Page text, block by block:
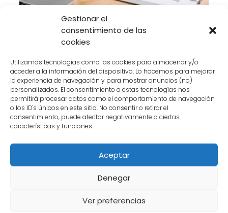
Gestionar el
consentimiento de las
cookies
Utilizamos tecnologías como las cookies para almacenar y/o
acceder a la información del dispositivo. Lo hacemos para mejorar
la experiencia de navegación y para mostrar anuncios (no)
personalizados. El consentimiento a estas tecnologías nos
permitirá procesar datos como el comportamiento de navegación
o los ID's únicos en este sitio. No consentir o retirar el
consentimiento, puede afectar negativamente a ciertas
características y funciones.
Aceptar
Denegar
Ver preferencias
Anular Contrato Judicialmente de Club
Ciudadela
Anular Contrato De Multipropiedad
Club Ciudadela